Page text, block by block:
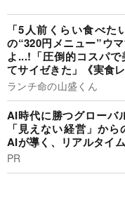
「5人前くらい食べ
の“320円メニュー”ウ
よ...!「圧倒的コスパ
てサイゼきた」《実食レ
ランチ命の山盛くん
AI時代に勝つグローバ
「見えない経営」か
AIが導く、リアルタイ
PR